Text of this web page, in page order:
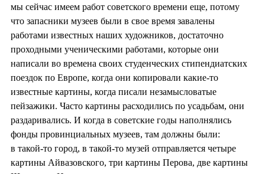
мы сейчас имеем работ советского времени еще, потому
что запасники музеев были в свое время завалены
работами известных наших художников, достаточно
проходными ученическими работами, которые они
написали во времена своих студенческих стипендиатских
поездок по Европе, когда они копировали какие-то
известные картины, когда писали незамысловатые
пейзажики. Часто картины расходились по усадьбам, они
раздаривались. И когда в советские годы наполнялись
фонды провинциальных музеев, там должны были:
в такой-то город, в такой-то музей отправляется четыре
картины Айвазовского, три картины Перова, две картины